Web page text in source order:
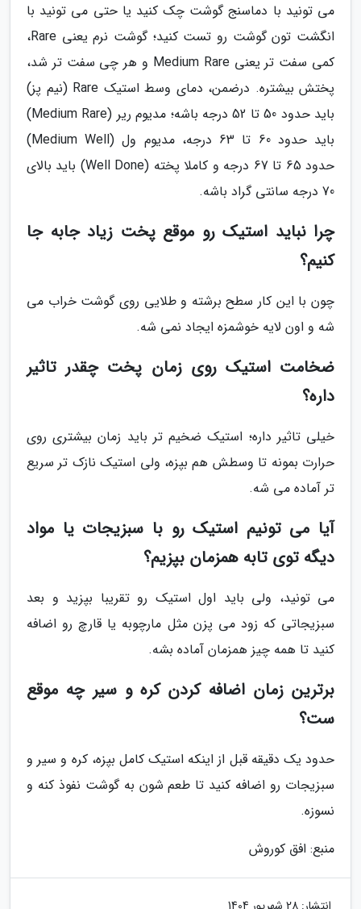
می تونید با دماسنج گوشت چک کنید یا حتی می تونید با
انگشت تون گوشت رو تست کنید؛ گوشت نرم یعنی Rare،
کمی سفت تر یعنی Medium Rare و هر چی سفت تر شد،
پختش بیشتره. درضمن، دمای وسط استیک Rare (نیم پز)
باید حدود 50 تا 52 درجه باشه؛ مدیوم ریر (Medium Rare)
باید حدود 60 تا 63 درجه، مدیوم ول (Medium Well)
حدود 65 تا 67 درجه و کاملا پخته (Well Done) باید بالای
70 درجه سانتی گراد باشه.
چرا نباید استیک رو موقع پخت زیاد جابه جا
کنیم؟
چون با این کار سطح برشته و طلایی روی گوشت خراب می
شه و اون لایه خوشمزه ایجاد نمی شه.
ضخامت استیک روی زمان پخت چقدر تاثیر
داره؟
خیلی تاثیر داره؛ استیک ضخیم تر باید زمان بیشتری روی
حرارت بمونه تا وسطش هم بپزه، ولی استیک نازک تر سریع
تر آماده می شه.
آیا می تونیم استیک رو با سبزیجات یا مواد
دیگه توی تابه همزمان بپزیم؟
می تونید، ولی باید اول استیک رو تقریبا بپزید و بعد
سبزیجاتی که زود می پزن مثل مارچوبه یا قارچ رو اضافه
کنید تا همه چیز همزمان آماده بشه.
برترین زمان اضافه کردن کره و سیر چه موقع
ست؟
حدود یک دقیقه قبل از اینکه استیک کامل بپزه، کره و سیر و
سبزیجات رو اضافه کنید تا طعم شون به گوشت نفوذ کنه و
نسوزه.
منبع: افق کوروش